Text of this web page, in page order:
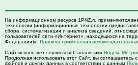
На информационном ресурсе 1PNZ.ru применяются
технологии (информационные технологии
сбора, систематизации и анализа сведений,
пользователей сети «Интернет», находящихся на
Федерации)». Правила применения рекомендательных
Сайт использует сервисы веб-аналитики Яндекс
Продолжая использовать этот Сайт, вы соглашаетесь
файлов и других данных в соответствии с данным